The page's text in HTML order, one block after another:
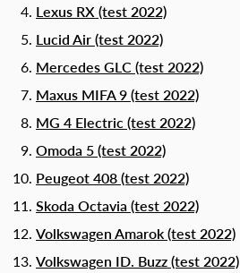
Lexus RX (test 2022)
Lucid Air (test 2022)
Mercedes GLC (test 2022)
Maxus MIFA 9 (test 2022)
MG 4 Electric (test 2022)
Omoda 5 (test 2022)
Peugeot 408 (test 2022)
Skoda Octavia (test 2022)
Volkswagen Amarok (test 2022)
Volkswagen ID. Buzz (test 2022)